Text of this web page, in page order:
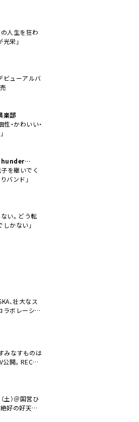
の人生を狂わ
栄」
ビューアルバ
楽部
性・かわいい・
子を継いでく
バンド」
い。どう転
かない」
、壮大なス
ラボレーショ
リース決定。
みなすものは
公開。RECの
Thing・
土）＠国営ひ
好の好天の
＞開幕